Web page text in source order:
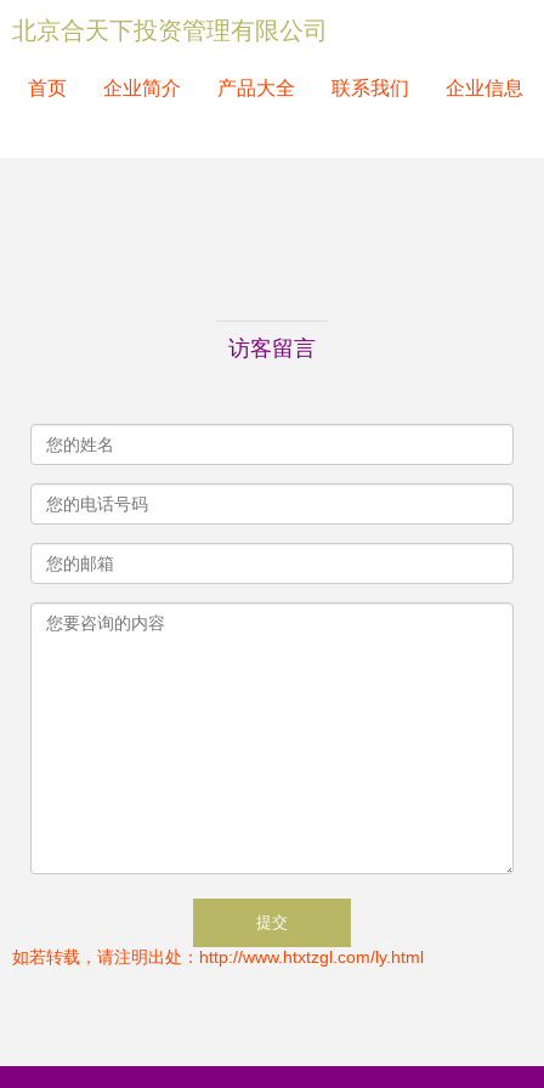
北京合天下投资管理有限公司
首页 企业简介 产品大全 联系我们 企业信息
访客留言
如若转载，请注明出处：http://www.htxtzgl.com/ly.html